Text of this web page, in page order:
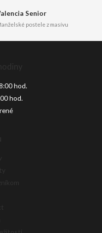
Senior
postele z masívu
hod.
hod.